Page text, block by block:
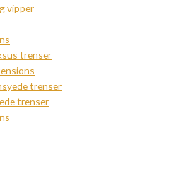
vipper
trenser
trenser
trenser